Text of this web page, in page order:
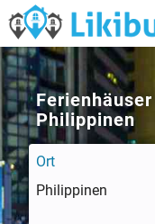
Philippinen
Ort